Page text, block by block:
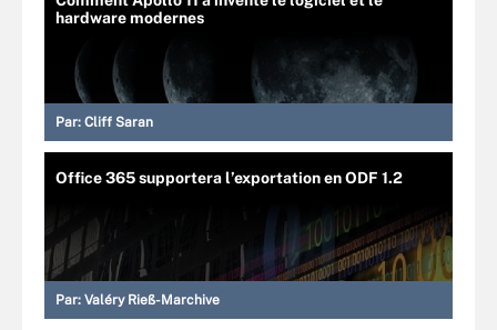
hardware modernes
Par: Cliff Saran
Office 365 supportera l’exportation en ODF 1.2
Par: Valéry Rieß-Marchive